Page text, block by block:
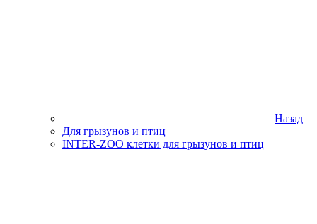
Назад
Для грызунов и птиц
INTER-ZOO клетки для грызунов и птиц